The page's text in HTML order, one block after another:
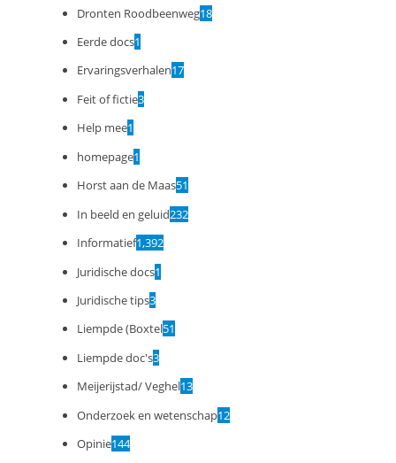
Dronten Roodbeenweg18
Eerde docs1
Ervaringsverhalen17
Feit of fictie3
Help mee1
homepage1
Horst aan de Maas51
In beeld en geluid232
Informatief1,392
Juridische docs1
Juridische tips3
Liempde (Boxtel51
Liempde doc's3
Meijerijstad/ Veghel13
Onderzoek en wetenschap12
Opinie144